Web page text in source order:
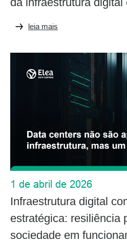
leia mais
1 de abril de 2026
Infraestrutura digital
estratégica: resiliência
sociedade em